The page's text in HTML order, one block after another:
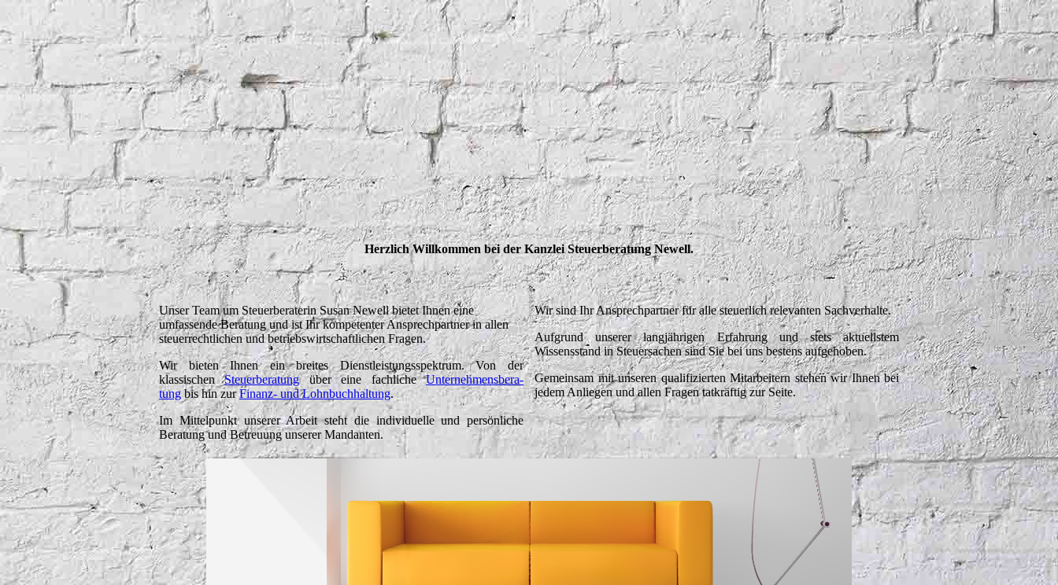
Herzlich Willkommen bei der Kanzlei Steuerberatung Newell.
Unser Team um Steuerberaterin Susan Newell bietet Ihnen eine
umfassende Beratung und ist Ihr kompetenter Ansprechpartner in allen
steuerrechtlichen und be­tri­eb­s­wirtschaftlichen Fragen.
Wir bieten Ihnen ein breites Dienstleistungsspektrum. Von der
klassischenSteuerberatungüber eine fachlicheUn­ter­neh­men­s­be­ra­
tungbis hin zurFinanz- und Lohnbuchhaltung.
Im Mittelpunkt unserer Arbeit steht die individuelle und persönliche
Beratung und Betreuung unserer Mandanten.
Wir sind Ihr Ansprechpartner für alle steuerlich relevanten Sachverhalte.
Aufgrund unserer langjährigen Erfahrung und stets aktuellstem
Wissensstand in Steuersachen sind Sie bei uns bestens aufgehoben.
Gemeinsam mit unseren qualifizierten Mitarbeitern stehen wir Ihnen bei
jedem Anliegen und allen Fragen tatkräftig zur Seite.